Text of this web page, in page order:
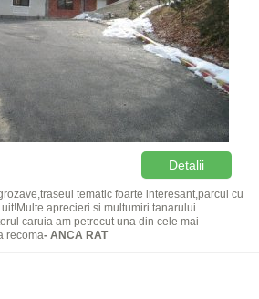
Detalii
tematic foarte interesant,parcul cu
aprecieri si multumiri tanarului
caruia am petrecut una din cele mai
recoma- ANCA RAT